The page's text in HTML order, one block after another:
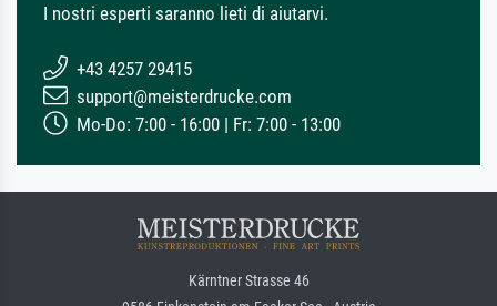
I nostri esperti saranno lieti di aiutarvi.
+43 4257 29415
support@meisterdrucke.com
Mo-Do: 7:00 - 16:00 | Fr: 7:00 - 13:00
Kärntner Strasse 46